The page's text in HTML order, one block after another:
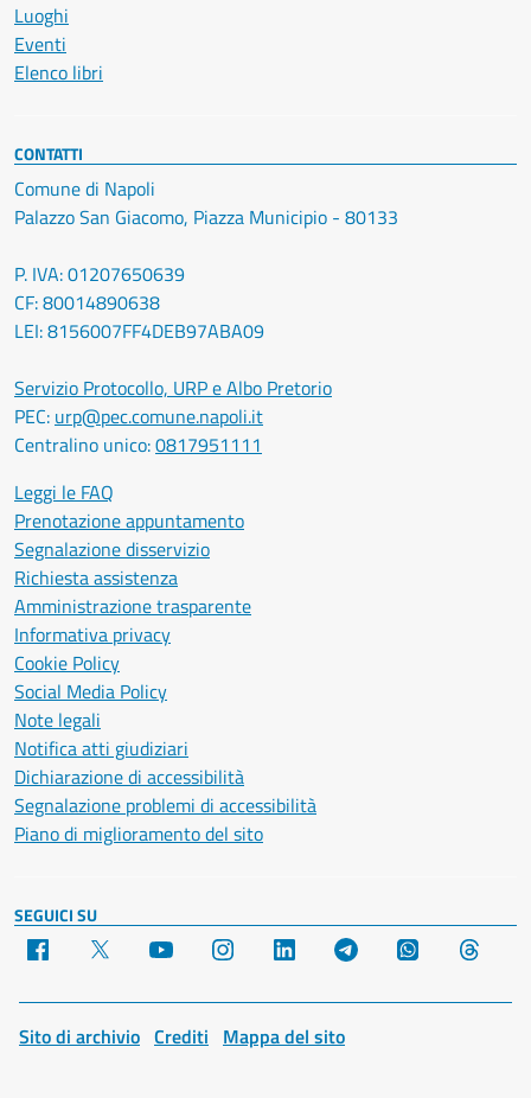
Luoghi
Eventi
Elenco libri
CONTATTI
Comune di Napoli
Palazzo San Giacomo, Piazza Municipio - 80133
P. IVA: 01207650639
CF: 80014890638
LEI: 8156007FF4DEB97ABA09
Servizio Protocollo, URP e Albo Pretorio
PEC: urp@pec.comune.napoli.it
Centralino unico:0817951111
Leggi le FAQ
Prenotazione appuntamento
Segnalazione disservizio
Richiesta assistenza
Amministrazione trasparente
Informativa privacy
Cookie Policy
Social Media Policy
Note legali
Notifica atti giudiziari
Dichiarazione di accessibilità
Segnalazione problemi di accessibilità
Piano di miglioramento del sito
SEGUICI SU
Facebook YouTube Instagram LinkedIn Telegram WhatsApp
Sito di archivio Crediti Mappa del sito